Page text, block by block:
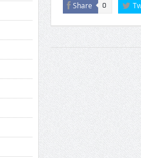
Share 0